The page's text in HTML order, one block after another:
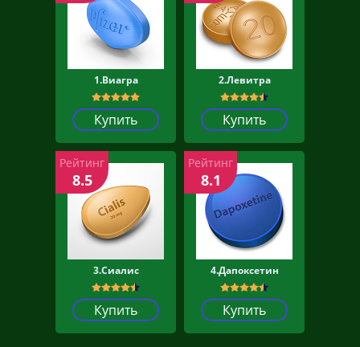
1.Виагра
Купить
2.Левитра
Купить
3.Сиалис
Купить
Рейтинг
8.5
4.Дапоксетин
Купить
Рейтинг
8.1